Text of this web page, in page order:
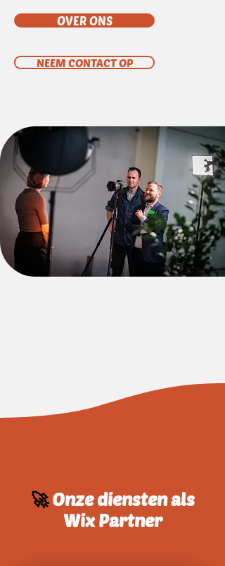
OVER ONS
NEEM CONTACT OP
🚀Onze diensten als
Wix Partner